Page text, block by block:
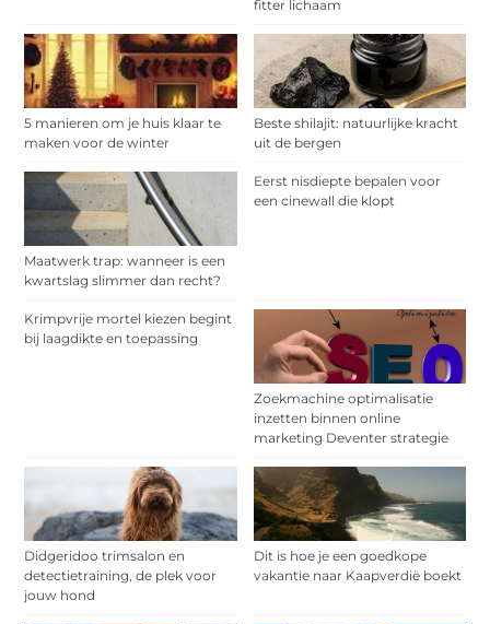
fitter lichaam
5 manieren om je huis klaar te
maken voor de winter
Beste shilajit: natuurlijke kracht
uit de bergen
Maatwerk trap: wanneer is een
kwartslag slimmer dan recht?
Eerst nisdiepte bepalen voor
een cinewall die klopt
Krimpvrije mortel kiezen begint
bij laagdikte en toepassing
Zoekmachine optimalisatie
inzetten binnen online
marketing Deventer strategie
Didgeridoo trimsalon en
detectietraining, de plek voor
jouw hond
Dit is hoe je een goedkope
vakantie naar Kaapverdië boekt